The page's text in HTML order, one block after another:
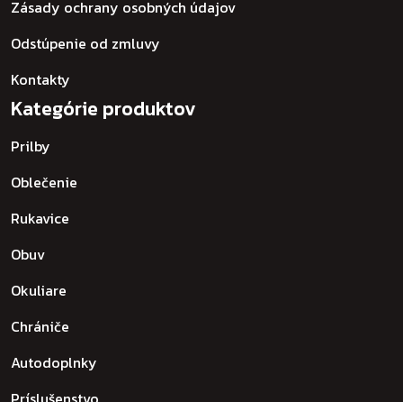
Zásady ochrany osobných údajov
Odstúpenie od zmluvy
Kontakty
Kategórie produktov
Prilby
Oblečenie
Rukavice
Obuv
Okuliare
Chrániče
Autodoplnky